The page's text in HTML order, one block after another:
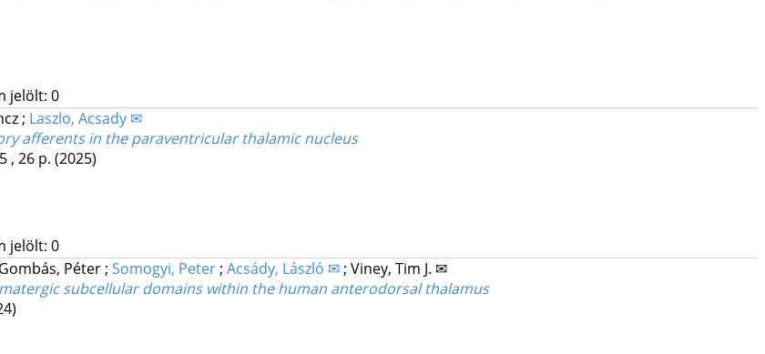
jelölt: 0
; Laszlo, Acsady ✉
afferents in the paraventricular thalamic nucleus
, 26 p. (2025)
jelölt: 0
Gombás, Péter ; Somogyi, Peter ; Acsády, László ✉ ; Viney, Tim J. ✉
subcellular domains within the human anterodorsal thalamus